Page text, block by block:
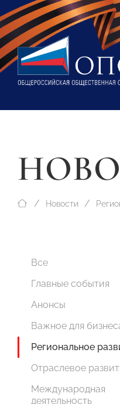
Новости
Все
Главные события
Анонсы
Важное для
Региональное
Отраслевое
Международная
деятельность